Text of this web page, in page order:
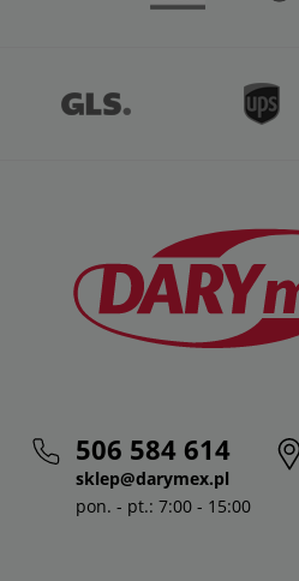
506 584 614
sklep@darymex.pl
pon. - pt.: 7:00 - 15:00